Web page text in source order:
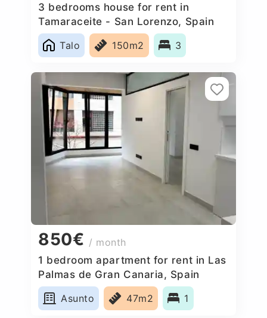
3 bedrooms house for rent in
Tamaraceite - San Lorenzo, Spain
Talo
150m2 3
850€ / month
1 bedroom apartment for rent in Las
Palmas de Gran Canaria, Spain
Asunto
47m2 1